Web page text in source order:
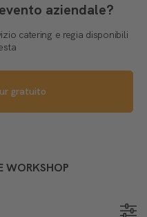
aziendale?
catering e regia disponibili
gratuito
WORKSHOP